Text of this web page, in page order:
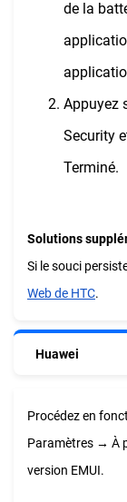
de la
Appuyez
Security
Terminé.
Solutions
Si le souci
Web de HTC.
Huawei
Procédez en
Paramètres → À
version EMUI.